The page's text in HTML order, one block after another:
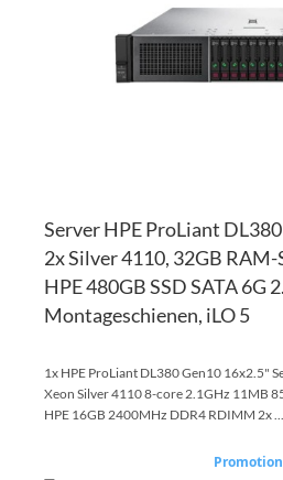
Server HPE ProLiant
2x Silver 4110, 32GB
HPE 480GB SSD SATA 6G
Montageschienen, iLO 5
1x HPE ProLiant DL380 Gen10 16x2.5"
Xeon Silver 4110 8-core 2.1GHz 11MB
HPE 16GB 2400MHz DDR4 RDIMM 2x ...